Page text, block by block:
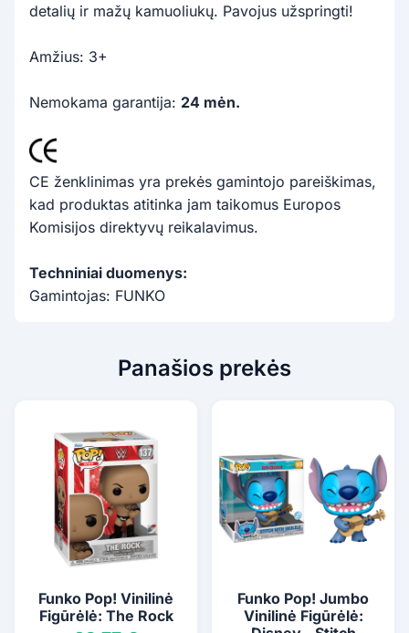
detalių ir mažų kamuoliukų. Pavojus užspringti!
Amžius: 3+
Nemokama garantija: 24 mėn.
CE ženklinimas yra prekės gamintojo pareiškimas,
kad produktas atitinka jam taikomus Europos
Komisijos direktyvų reikalavimus.
Techniniai duomenys:
Gamintojas: FUNKO
Panašios prekės
Funko Pop! Vinilinė
Figūrėlė: The Rock
Funko Pop! Jumbo
Vinilinė Figūrėlė: